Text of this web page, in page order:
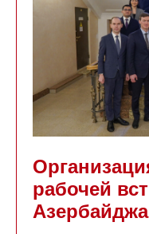
рабочей